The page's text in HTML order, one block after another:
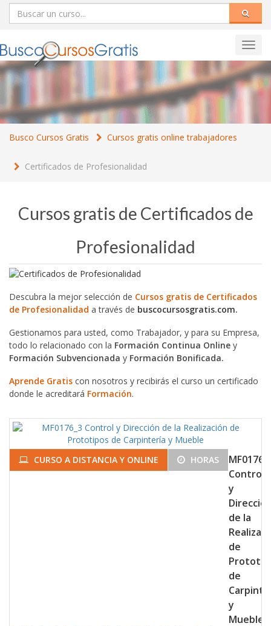
Busco Cursos Gratis Cursos gratis online trabajadores
Certificados de Profesionalidad
Cursos gratis de Certificados de
Profesionalidad
Descubra la mejor selección de Cursos gratis de Certificados
de Profesionalidad a través de buscocursosgratis.com.
Gestionamos para usted, como Trabajador, y para su Empresa,
todo lo relacionado con la Formación Continua Online y
Formación Subvencionada y Formación Bonificada.
Aprende Gratis con nosotros y recibirás el curso un certificado
donde le acreditará Formación.
CURSO A DISTANCIA Y ONLINE HORAS
Control
y
de la
de
de
y
Mueble